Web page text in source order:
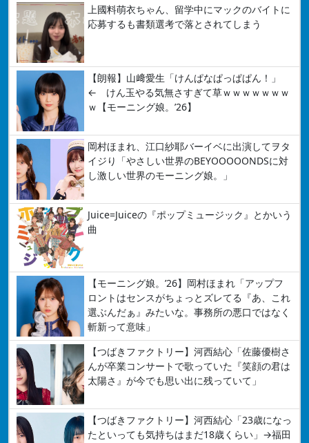
上國料萌衣ちゃん、留学中にマックのバイトに
応募するも書類選考で落とされてしまう
【朗報】山﨑愛生「けんぱなぱっぱぱん！」
← けん玉やる気無さすぎて草ｗｗｗｗｗｗｗ
ｗ【モーニング娘。’26】
岡村ほまれ、江口紗耶バーイベに出演してヲタ
イジり「やさしい世界のBEYOOOOONDSに対
し激しい世界のモーニング娘。」
Juice=Juiceの『ポップミュージック』とかいう
曲
【モーニング娘。’26】岡村ほまれ「アップフ
ロントはセンスがちょっとズレてる『あ、これ
選ぶんだぁ』みたいな。事務所の悪口ではなく
斬新って意味」
【つばきファクトリー】河西結心「佐藤優樹さ
んが卒業コンサートで歌っていた『笑顔の君は
太陽さ』が今でも思い出に残っていて」
【つばきファクトリー】河西結心「23歳になっ
たといっても気持ちはまだ18歳くらい」→福田